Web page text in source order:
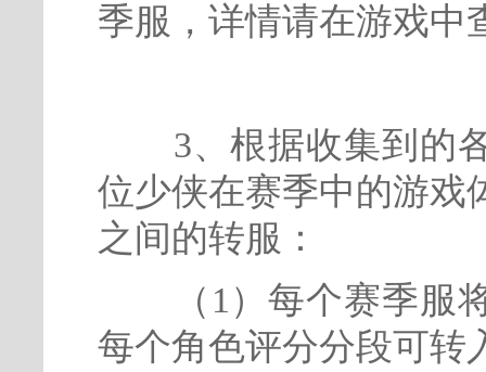
季服，详情请在游戏中
3、根据收集到的各
位少侠在赛季中的游戏
之间的转服：
（1）每个赛季服将
每个角色评分分段可转